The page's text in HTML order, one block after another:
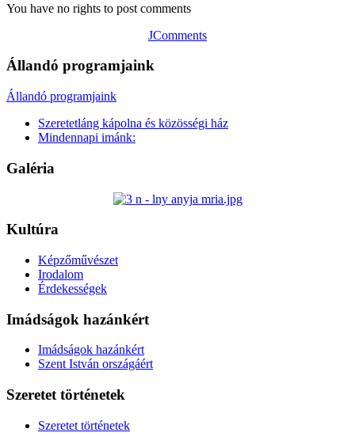
You have no rights to post comments
JComments
Állandó programjaink
Állandó programjaink
Szeretetláng kápolna és közösségi ház
Mindennapi imánk:
Galéria
Kultúra
Képzőművészet
Irodalom
Érdekességek
Imádságok hazánkért
Imádságok hazánkért
Szent István országáért
Szeretet történetek
Szeretet történetek